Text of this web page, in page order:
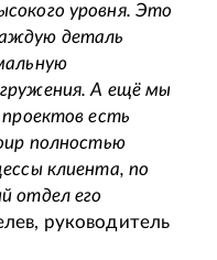
уровня. Это
деталь
А ещё мы
есть
полностью
клиента, по
отдел его
руководитель